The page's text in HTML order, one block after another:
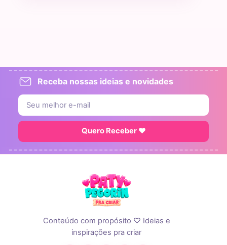
Receba nossas ideias e novidades
Quero Receber ♥
Conteúdo com propósito ♡ Ideias e
inspirações pra criar